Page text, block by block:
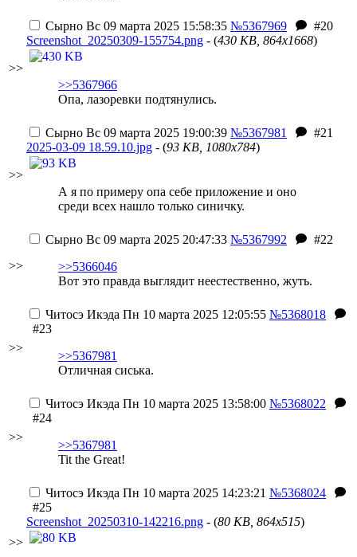
>>
Сырно Вс 09 марта 2025 15:58:35 №5367969
#20
Screenshot_20250309-155754.png - (430 KB, 864x1668)
>>5367966
Опа, лазоревки подтянулись.
>>
Сырно Вс 09 марта 2025 19:00:39 №5367981
#21
2025-03-09 18.59.10.jpg - (93 KB, 1080x784)
А я по примеру опа себе приложение и оно
среди всех нашло только синичку.
>>
Сырно Вс 09 марта 2025 20:47:33 №5367992
#22
>>5366046
Вот это правда выглядит неестественно, жуть.
>>
Читосэ Икэда Пн 10 марта 2025 12:05:55 №5368018
#23
>>5367981
Отличная сиська.
>>
Читосэ Икэда Пн 10 марта 2025 13:58:00 №5368022
#24
>>5367981
Tit the Great!
>>
Читосэ Икэда Пн 10 марта 2025 14:23:21 №5368024
#25
Screenshot_20250310-142216.png - (80 KB, 864x515)